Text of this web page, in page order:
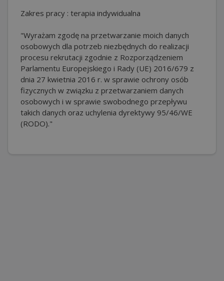
Zakres pracy : terapia indywidualna
"Wyrażam zgodę na przetwarzanie moich danych
osobowych dla potrzeb niezbędnych do realizacji
procesu rekrutacji zgodnie z Rozporządzeniem
Parlamentu Europejskiego i Rady (UE) 2016/679 z
dnia 27 kwietnia 2016 r. w sprawie ochrony osób
fizycznych w związku z przetwarzaniem danych
osobowych i w sprawie swobodnego przepływu
takich danych oraz uchylenia dyrektywy 95/46/WE
(RODO)."